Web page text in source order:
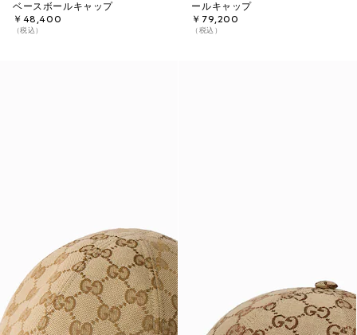
ベースボールキャップ
￥48,400
（税込）
ールキャップ
￥79,200
（税込）